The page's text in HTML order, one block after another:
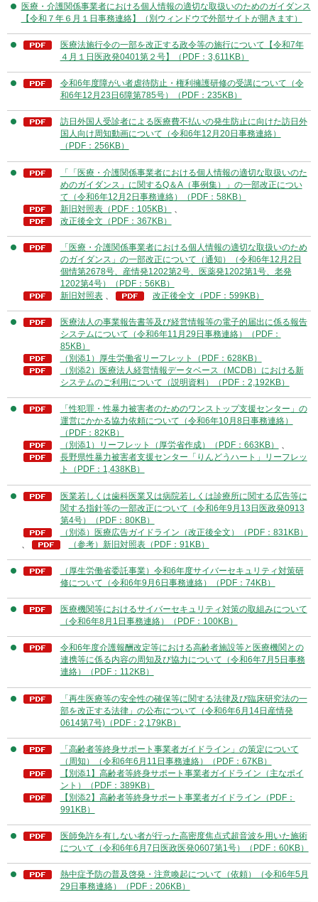
医療・介護関係事業者における個人情報の適切な取扱いのためのガイダンス
【令和７年６月１日事務連絡】（別ウィンドウで外部サイトが開きます）
医療法施行令の一部を改正する政令等の施行について【令和7年
４月１日医政発0401第２号】（PDF：3,611KB）
令和6年度障がい者虐待防止・権利擁護研修の受講について（令
和6年12月23日6障第785号）（PDF：235KB）
訪日外国人受診者による医療費不払いの発生防止に向けた訪日外
国人向け周知動画について（令和6年12月20日事務連絡）
（PDF：256KB）
「「医療・介護関係事業者における個人情報の適切な取扱いのた
めのガイダンス」に関するQ＆A（事例集）」の一部改正につい
て（令和6年12月2日事務連絡）（PDF：58KB）
新旧対照表（PDF：105KB）
改正後全文（PDF：367KB）
「医療・介護関係事業者における個人情報の適切な取扱いのため
のガイダンス​」の一部改正について（通知）（令和6年12月2日
個情第2678号、産情発1202第2号、医薬発1202第1号、老発
1202第4号）（PDF：56KB）
新旧対照表 、 改正後全文（PDF：599KB）
医療法人の事業報告書等及び経営情報等の電子的届出に係る報告
システムについて（令和6年11月29日事務連絡）（PDF：
85KB）
（別添1）厚生労働省リーフレット（PDF：628KB）
（別添2）医療法人経営情報データベース（MCDB）における新
システムのご利用について（説明資料）（PDF：2,192KB）
「性犯罪・性暴力被害者のためのワンストップ支援センター」の
運営にかかる協力依頼について（令和6年10月8日事務連絡）
（PDF：82KB）
（別添1）リーフレット（厚労省作成）（PDF：663KB）
、
長野県性暴力被害者支援センター「りんどうハート」リーフレッ
ト（PDF：1,438KB）
医業若しくは歯科医業又は病院若しくは診療所に関する広告等に
関する指針等の一部改正について（令和6年9月13日医政発0913
第4号）（PDF：80KB）
（別添）医療広告ガイドライン（改正後全文）（PDF：831KB）
（参考）新旧対照表（PDF：91KB）
（厚生労働省委託事業）令和6年度サイバーセキュリティ対策研
修について（令和6年9月6日事務連絡）（PDF：74KB）
医療機関等におけるサイバーセキュリティ対策の取組みについて
（令和6年8月1日事務連絡）（PDF：100KB）
令和6年度介護報酬改定等における高齢者施設等と医療機関との
連携等に係る内容の周知及び協力について（令和6年7月5日事務
連絡）（PDF：112KB）
「再生医療等の安全性の確保等に関する法律及び臨床研究法の一
部を改正する法律」の公布について（令和6年6月14日産情発
0614第7号)（PDF：2,179KB）
「高齢者等終身サポート事業者ガイドライン」の策定について
（周知）（令和6年6月11日事務連絡）（PDF：67KB）
【別添1】高齢者等終身サポート事業者ガイドライン（主なポイ
ント）（PDF：389KB）
【別添2】高齢者等終身サポート事業者ガイドライン（PDF：
991KB）
医師免許を有しない者が行った高密度焦点式超音波を用いた施術
について（令和6年6月7日医政医発0607第1号）（PDF：60KB）
熱中症予防の普及啓発・注意喚起について（依頼）（令和6年5月
29日事務連絡）（PDF：206KB）